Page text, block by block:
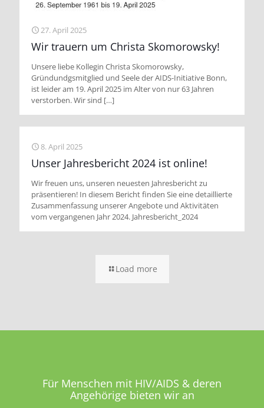
27. April 2025
Wir trauern um Christa Skomorowsky!
Unsere liebe Kollegin Christa Skomorowsky,
Gründundgsmitglied und Seele der AIDS-Initiative Bonn,
ist leider am 19. April 2025 im Alter von nur 63 Jahren
verstorben. Wir sind […]
8. April 2025
Unser Jahresbericht 2024 ist online!
Wir freuen uns, unseren neuesten Jahresbericht zu
präsentieren! In diesem Bericht finden Sie eine detaillierte
Zusammenfassung unserer Angebote und Aktivitäten
vom vergangenen Jahr 2024. Jahresbericht_2024
Load more
Für Menschen mit HIV/AIDS & deren
Angehörige bieten wir an